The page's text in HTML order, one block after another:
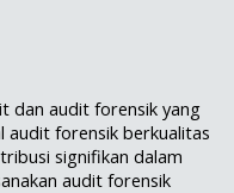
dan audit forensik yang
audit forensik berkualitas
signifikan dalam
audit forensik